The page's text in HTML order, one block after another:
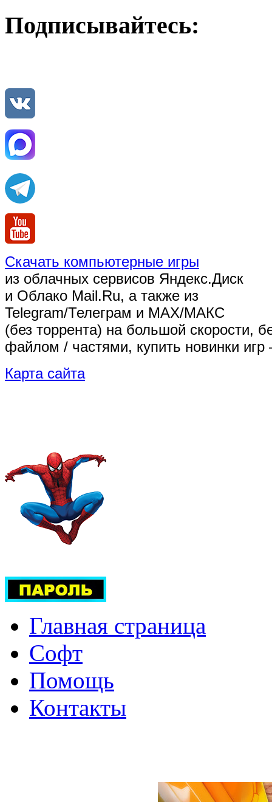
Подписывайтесь:
Скачать компьютерные игры
из облачных сервисов Яндекс.Диск
и Облако Mail.Ru, а также из
Telegram/Телеграм и MAX/МАКС
(без торрента) на большой скорости,
файлом / частями, купить новинки
Карта сайта
Главная страница
Софт
Помощь
Контакты